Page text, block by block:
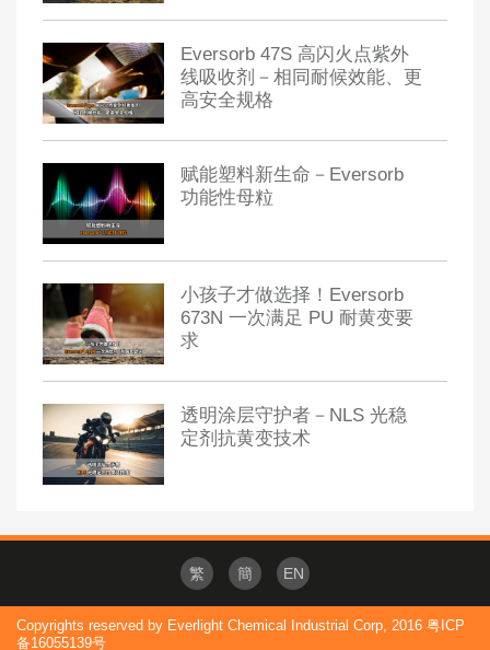
Eversorb 47S 高闪火点紫外
线吸收剂－相同耐候效能、更
高安全规格
赋能塑料新生命－Eversorb
功能性母粒
小孩子才做选择！Eversorb
673N 一次满足 PU 耐黄变要
求
透明涂层守护者－NLS 光稳
定剂抗黄变技术
繁 簡 EN
Copyrights reserved by Everlight Chemical Industrial Corp, 2016 粤ICP
备16055139号